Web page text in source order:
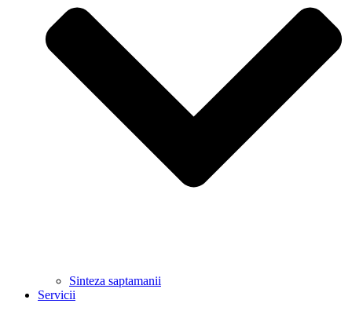
Sinteza saptamanii
Servicii